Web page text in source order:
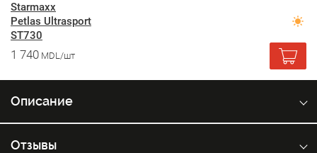
Starmaxx
Petlas Ultrasport
ST730
1 740 MDL/шт
Описание
Отзывы